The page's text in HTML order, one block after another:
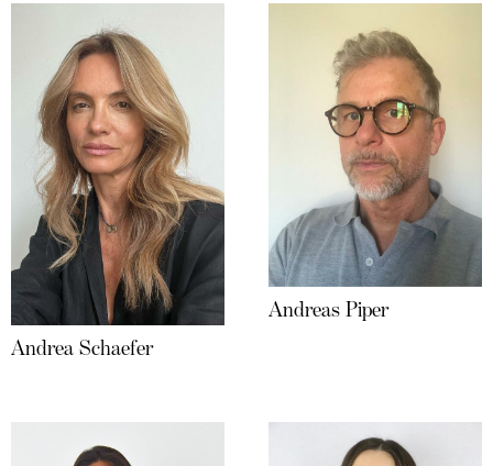
Andrea Schaefer
Andreas Piper